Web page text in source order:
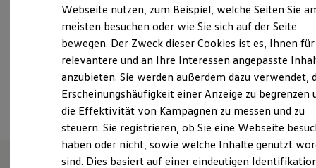
Laden
Laden unterwegs
Laden Zuhause
Ladestationen finden
Ladezeitensimulator
Batterie
Sicherheit
Garantie und Lebensdauer
Nachhaltigkeit
Technologie
Kosten und Kauf
Verbrauchskosten
info.breklum@hanscarstens.de
+49 4671 91900
Ansprechpartner
Webseite nutzen, zum Beispiel, welche Seiten Sie
meisten besuchen oder wie Sie sich auf der Seite
bewegen. Der Zweck dieser Cookies ist es, Ihnen für
relevantere und an Ihre Interessen angepasste
anzubieten. Sie werden außerdem dazu verwendet,
Erscheinungshäufigkeit einer Anzeige zu begrenzen
die Effektivität von Kampagnen zu messen und zu
steuern. Sie registrieren, ob Sie eine Webseite
haben oder nicht, sowie welche Inhalte genutzt
sind. Dies basiert auf einer eindeutigen